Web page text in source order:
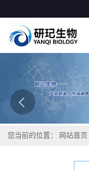
您当前的位置： 网站首页